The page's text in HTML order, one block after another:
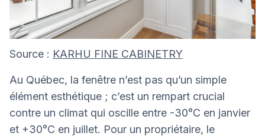
Source : KARHU FINE CABINETRY
Au Québec, la fenêtre n’est pas qu’un simple
élément esthétique ; c’est un rempart crucial
contre un climat qui oscille entre -30°C en janvier
et +30°C en juillet. Pour un propriétaire, le